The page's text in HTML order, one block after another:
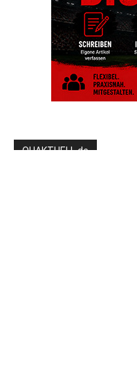
OHAKTUELL.de